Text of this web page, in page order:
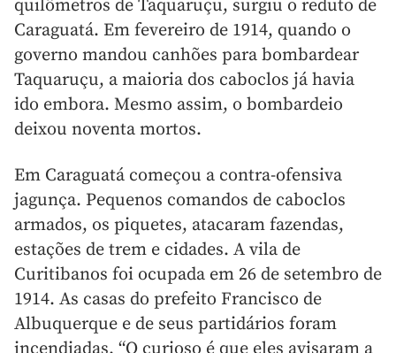
quilômetros de Taquaruçu, surgiu o reduto de
Caraguatá. Em fevereiro de 1914, quando o
governo mandou canhões para bombardear
Taquaruçu, a maioria dos caboclos já havia
ido embora. Mesmo assim, o bombardeio
deixou noventa mortos.
Em Caraguatá começou a contra-ofensiva
jagunça. Pequenos comandos de caboclos
armados, os piquetes, atacaram fazendas,
estações de trem e cidades. A vila de
Curitibanos foi ocupada em 26 de setembro de
1914. As casas do prefeito Francisco de
Albuquerque e de seus partidários foram